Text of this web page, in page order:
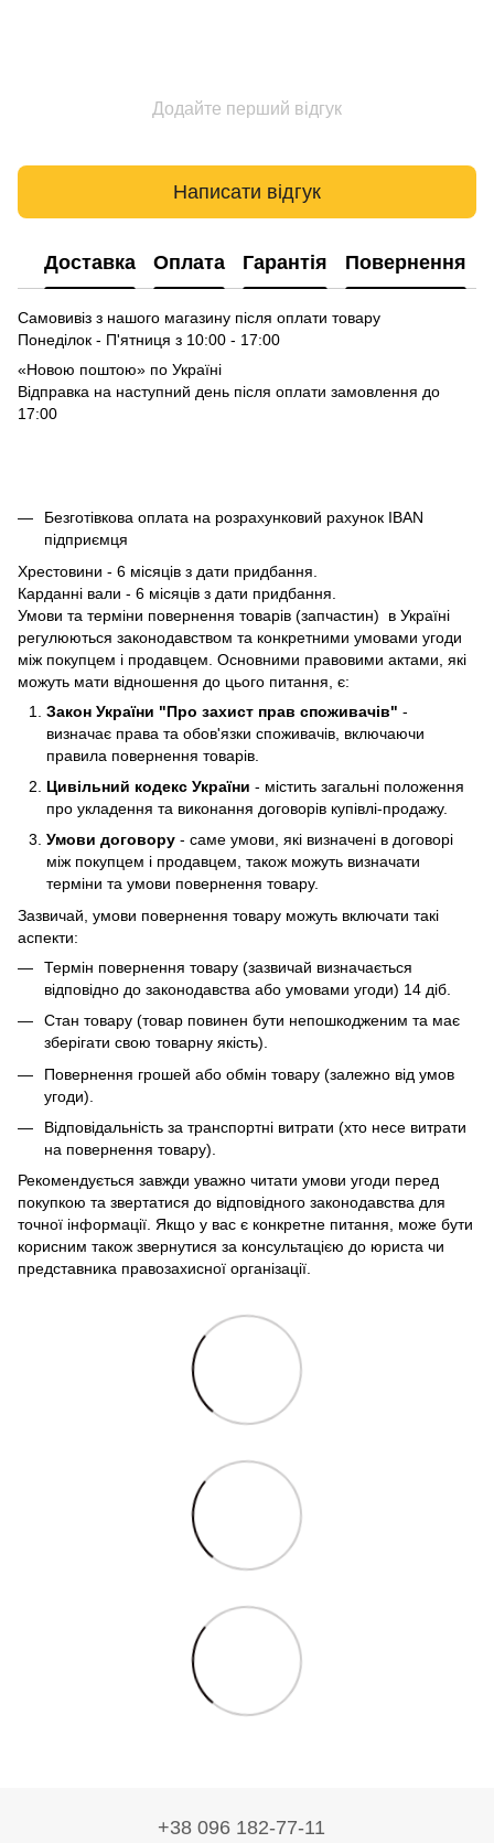
Додайте перший відгук
Написати відгук
Доставка Оплата Гарантія Повернення
Самовивіз з нашого магазину після оплати товару
Понеділок - П'ятниця з 10:00 - 17:00
«Новою поштою» по Україні
Відправка на наступний день після оплати замовлення до
17:00
Безготівкова оплата на розрахунковий рахунок IBAN
підприємця
Хрестовини - 6 місяців з дати придбання.
Карданні вали - 6 місяців з дати придбання.
Умови та терміни повернення товарів (запчастин) в Україні
регулюються законодавством та конкретними умовами угоди
між покупцем і продавцем. Основними правовими актами, які
можуть мати відношення до цього питання, є:
Закон України "Про захист прав споживачів" -
визначає права та обов'язки споживачів, включаючи
правила повернення товарів.
Цивільний кодекс України - містить загальні положення
про укладення та виконання договорів купівлі-продажу.
Умови договору - саме умови, які визначені в договорі
між покупцем і продавцем, також можуть визначати
терміни та умови повернення товару.
Зазвичай, умови повернення товару можуть включати такі
аспекти:
Термін повернення товару (зазвичай визначається
відповідно до законодавства або умовами угоди) 14 діб.
Стан товару (товар повинен бути непошкодженим та має
зберігати свою товарну якість).
Повернення грошей або обмін товару (залежно від умов
угоди).
Відповідальність за транспортні витрати (хто несе витрати
на повернення товару).
Рекомендується завжди уважно читати умови угоди перед
покупкою та звертатися до відповідного законодавства для
точної інформації. Якщо у вас є конкретне питання, може бути
корисним також звернутися за консультацією до юриста чи
представника правозахисної організації.
+38 096 182-77-11